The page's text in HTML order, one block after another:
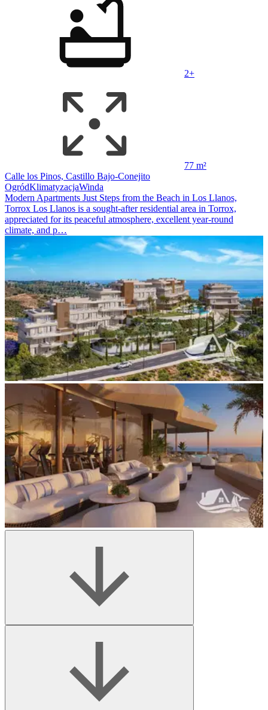
2+
77 m²
Calle los Pinos, Castillo Bajo-Conejito
OgródKlimatyzacjaWinda
Modern Apartments Just Steps from the Beach in Los Llanos,
Torrox Los Llanos is a sought-after residential area in Torrox,
appreciated for its peaceful atmosphere, excellent year-round
climate, and p…